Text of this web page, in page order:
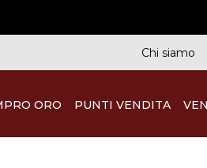
Chi siamo
ORO PUNTI VENDITA